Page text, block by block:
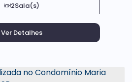
2Sala(s)